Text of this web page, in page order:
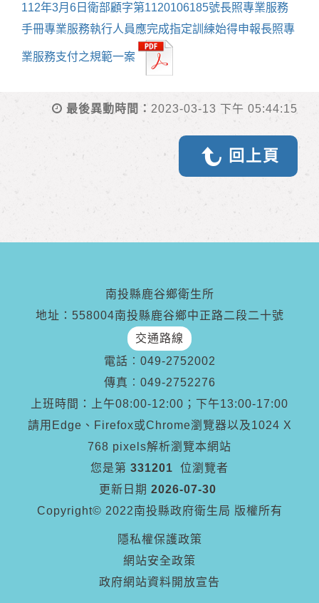
112年3月6日衛部顧字第1120106185號長照專業服務
手冊專業服務執行人員應完成指定訓練始得申報長照專
業服務支付之規範一案
最後異動時間： 2023-03-13 下午 05:44:15
回上頁
南投縣鹿谷鄉衛生所
地址：558004南投縣鹿谷鄉中正路二段二十號
交通路線
電話︰ 049-2752002
傳真︰ 049-2752276
上班時間：上午08:00-12:00；下午13:00-17:00
請用Edge、Firefox或Chrome瀏覽器以及1024 X
768 pixels解析瀏覽本網站
您是第 331201
位瀏覽者
更新日期 2026-07-30
Copyright© 2022南投縣政府衛生局 版權所有
隱私權保護政策
網站安全政策
政府網站資料開放宣告